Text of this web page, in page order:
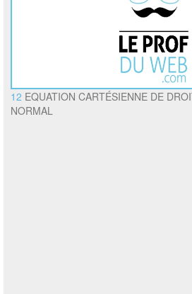
12 EQUATION CARTÉSIENNE DE
NORMAL